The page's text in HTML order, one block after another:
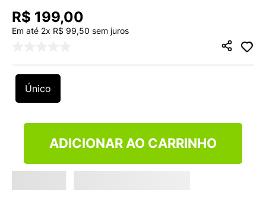
R$ 199,00
Em até 2x R$ 99,50 sem juros
Único
ADICIONAR AO CARRINHO
º
7 º
MELISSA SLIDE
10º NEW BALANCE 204L